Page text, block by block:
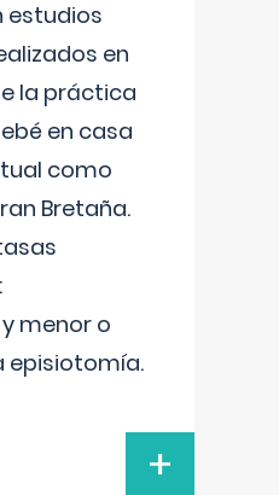
estudios
en
la práctica
en casa
como
Bretaña.
menor o
episiotomía.
+